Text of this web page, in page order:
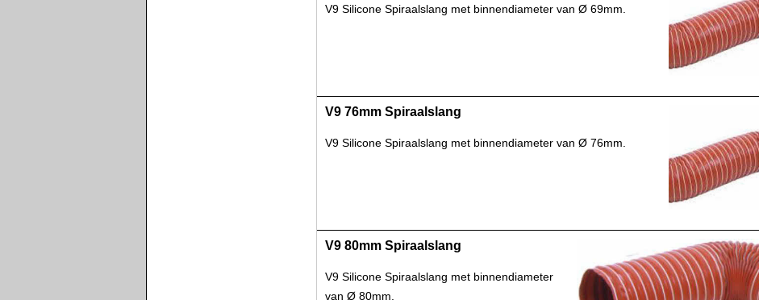
V9 Silicone Spiraalslang met binnendiameter van Ø 69mm.
V9 76mm Spiraalslang
V9 Silicone Spiraalslang met binnendiameter van Ø 76mm.
V9 80mm Spiraalslang
V9 Silicone Spiraalslang met binnendiameter
van Ø 80mm.